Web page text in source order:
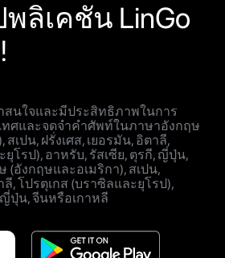
ลิเคชัน LinGo
าสนใจและมีประสิทธิภาพในการ
ทศและจดจำคำศัพท์ในภาษาอังกฤษ
เปน, ฝรั่งเศส, เยอรมัน, อิตาลี,
โรป), อาหรับ, รัสเซีย, ตุรกี, ญี่ปุ่น,
(อังกฤษและอเมริกา), สเปน,
ลี, โปรตุเกส (บราซิลและยุโรป),
ญี่ปุ่น, จีนหรือเกาหลี